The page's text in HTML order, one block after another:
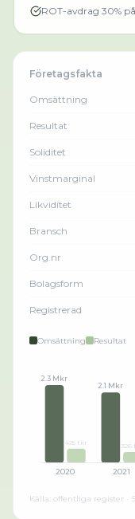
ROT-avdrag 30%
Företagsfakta
Omsättning
Resultat
Soliditet
Vinstmarginal
Likviditet
Bransch
Org.nr
Bolagsform
Registrerad
Omsättning Resultat
2.3 Mkr
425 tkr
2020
2.1 Mkr
326
2021
Källa: offentliga register ·